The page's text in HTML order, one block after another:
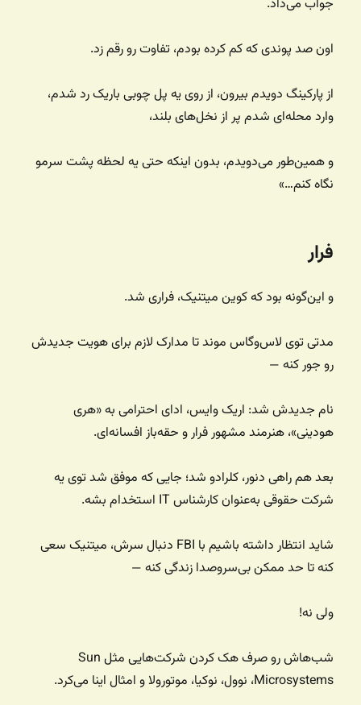
جواب می‌داد.
اون صد پوندی که کم کرده بودم، تفاوت رو رقم زد.
از پارکینگ دویدم بیرون، از روی یه پل چوبی باریک رد شدم،
وارد محله‌ای شدم پر از نخل‌های بلند،
و همین‌طور می‌دویدم، بدون اینکه حتی یه لحظه پشت سرمو
نگاه کنم…»
فرار
و این‌گونه بود که کوین میتنیک، فراری شد.
مدتی توی لاس‌وگاس موند تا مدارک لازم برای هویت جدیدش
رو جور کنه —
نام جدیدش شد: اریک وایس، ادای احترامی به «هری
هودینی»، هنرمند مشهور فرار و حقه‌باز افسانه‌ای.
بعد هم راهی دنور، کلرادو شد؛ جایی که موفق شد توی یه
شرکت حقوقی به‌عنوان کارشناس IT استخدام بشه.
شاید انتظار داشته باشیم با FBI دنبال سرش، میتنیک سعی
کنه تا حد ممکن بی‌سر‌وصدا زندگی کنه —
ولی نه!
شب‌هاش رو صرف هک کردن شرکت‌هایی مثل Sun
Microsystems، نوول، نوکیا، موتورولا و امثال اینا می‌کرد.